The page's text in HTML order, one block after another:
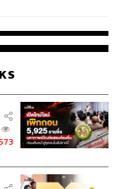
33.2 ล้านคน ไทย
Temporary
แนวโน้มยืดเยื้อ
คางเข้าเต็มๆ แล้ว
กับเราไปอีกระยะ